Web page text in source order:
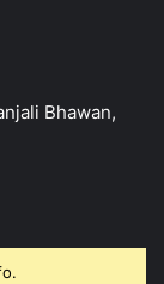
Bhawan,